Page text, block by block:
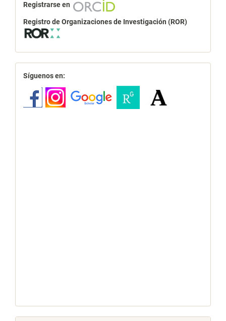
Registrarse en
Registro de Organizaciones de Investigación (ROR)
redes
Síguenos en: